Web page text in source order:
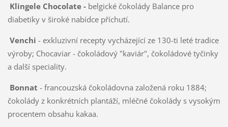
Klingele Chocolate - belgické čokolády Balance pro
diabetiky v široké nabídce příchutí.
Venchi - exkluzivní recepty vycházející ze 130-ti leté tradice
výroby; Chocaviar - čokoládový "kaviár", čokoládové tyčinky
a další speciality.
Bonnat - francouzská čokoládovna založená roku 1884;
čokolády z konkrétních plantáží, mléčné čokolády s vysokým
procentem obsahu kakaa.